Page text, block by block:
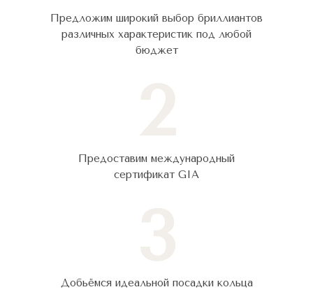
Предложим широкий выбор бриллиантов
различных характеристик под любой
бюджет
Предоставим международный
сертификат GIA
Добьёмся идеальной посадки кольца